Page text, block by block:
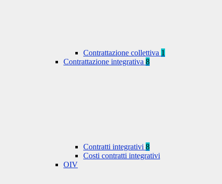
Contrattazione collettiva 1
Contrattazione integrativa 8
Contratti integrativi 8
Costi contratti integrativi
OIV